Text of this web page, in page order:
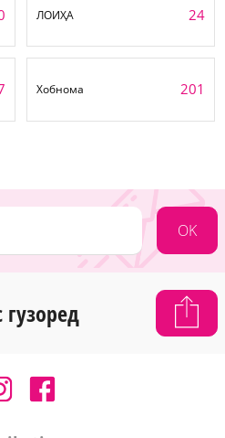
ЛОИҲА 24
Хобнома 201
OK